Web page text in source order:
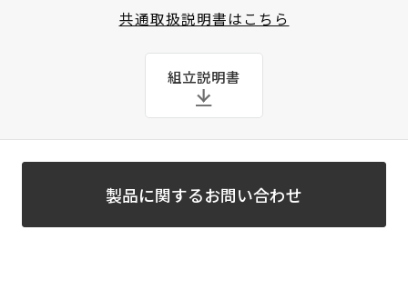
共通取扱説明書はこちら
組立説明書
製品に関するお問い合わせ